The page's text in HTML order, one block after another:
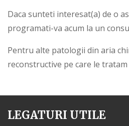
Daca sunteti interesat(a) de o
programati-va acum la un
Pentru alte patologii din aria
reconstructive pe care le tratam
LEGATURI UTILE